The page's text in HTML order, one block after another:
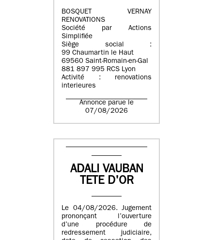
BOSQUET VERNAY
RENOVATIONS
Société par Actions
Simplifiée
Siège social :
99 Chaumartin le Haut
69560 Saint-Romain-en-Gal
881 897 995 RCS Lyon
Activité : renovations
interieures
Annonce parue le
07/08/2026
ADALI VAUBAN
TETE D'OR
Le 04/08/2026. Jugement
prononçant l’ouverture
d’une procédure de
redressement judiciaire,